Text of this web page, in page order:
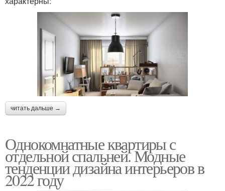
читать дальше →
Однокомнатные квартиры с
отдельной спальней. Модные
тенденции дизайна интерьеров в
2022 году